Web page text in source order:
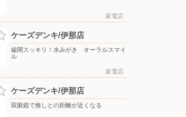
カインズ 駒ヶ根店
〒399-4117 長野県駒ヶ根市赤穂922
家電店
ケーズデンキ/伊那店
歯間スッキリ！水みがき オーラルスマイ
ル
家電店
ケーズデンキ/伊那店
双眼鏡で推しとの距離が近くなる